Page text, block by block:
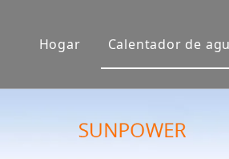
Hogar Calentador de